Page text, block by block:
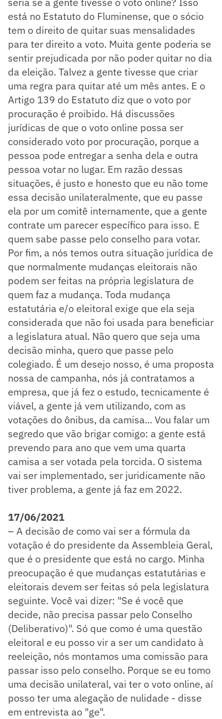
está no Estatuto do Fluminense, que o sócio
tem o direito de quitar suas mensalidades
para ter direito a voto. Muita gente poderia se
sentir prejudicada por não poder quitar no dia
da eleição. Talvez a gente tivesse que criar
uma regra para quitar até um mês antes. E o
Artigo 139 do Estatuto diz que o voto por
procuração é proibido. Há discussões
jurídicas de que o voto online possa ser
considerado voto por procuração, porque a
pessoa pode entregar a senha dela e outra
pessoa votar no lugar. Em razão dessas
situações, é justo e honesto que eu não tome
essa decisão unilateralmente, que eu passe
ela por um comitê internamente, que a gente
contrate um parecer específico para isso. E
quem sabe passe pelo conselho para votar.
Por fim, a nós temos outra situação jurídica de
que normalmente mudanças eleitorais não
podem ser feitas na própria legislatura de
quem faz a mudança. Toda mudança
estatutária e/o eleitoral exige que ela seja
considerada que não foi usada para beneficiar
a legislatura atual. Não quero que seja uma
decisão minha, quero que passe pelo
colegiado. É um desejo nosso, é uma proposta
nossa de campanha, nós já contratamos a
empresa, que já fez o estudo, tecnicamente é
viável, a gente já vem utilizando, com as
votações do ônibus, da camisa... Vou falar um
segredo que vão brigar comigo: a gente está
prevendo para ano que vem uma quarta
camisa a ser votada pela torcida. O sistema
vai ser implementado, ser juridicamente não
tiver problema, a gente já faz em 2022.
17/06/2021
– A decisão de como vai ser a fórmula da
votação é do presidente da Assembleia Geral,
que é o presidente que está no cargo. Minha
preocupação é que mudanças estatutárias e
eleitorais devem ser feitas só pela legislatura
seguinte. Você vai dizer: "Se é você que
decide, não precisa passar pelo Conselho
(Deliberativo)". Só que como é uma questão
eleitoral e eu posso vir a ser um candidato à
reeleição, nós montamos uma comissão para
passar isso pelo conselho. Porque se eu tomo
uma decisão unilateral, vai ter o voto online, aí
posso ter uma alegação de nulidade - disse
em entrevista ao "ge".